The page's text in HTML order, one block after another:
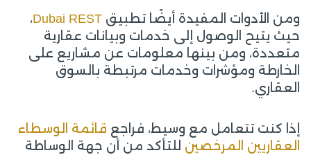
ومن الأدوات المفيدة أيضًا تطبيق Dubai REST،
حيث يتيح الوصول إلى خدمات وبيانات عقارية
متعددة، ومن بينها معلومات عن مشاريع على
الخارطة ومؤشرات وخدمات مرتبطة بالسوق
العقاري.
إذا كنت تتعامل مع وسيط، فراجع قائمة الوسطاء
العقاريين المرخصين للتأكد من أن جهة الوساطة